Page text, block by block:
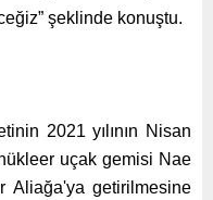
şeklinde konuştu.
2021 yılının Nisan
uçak gemisi Nae
Aliağa'ya getirilmesine